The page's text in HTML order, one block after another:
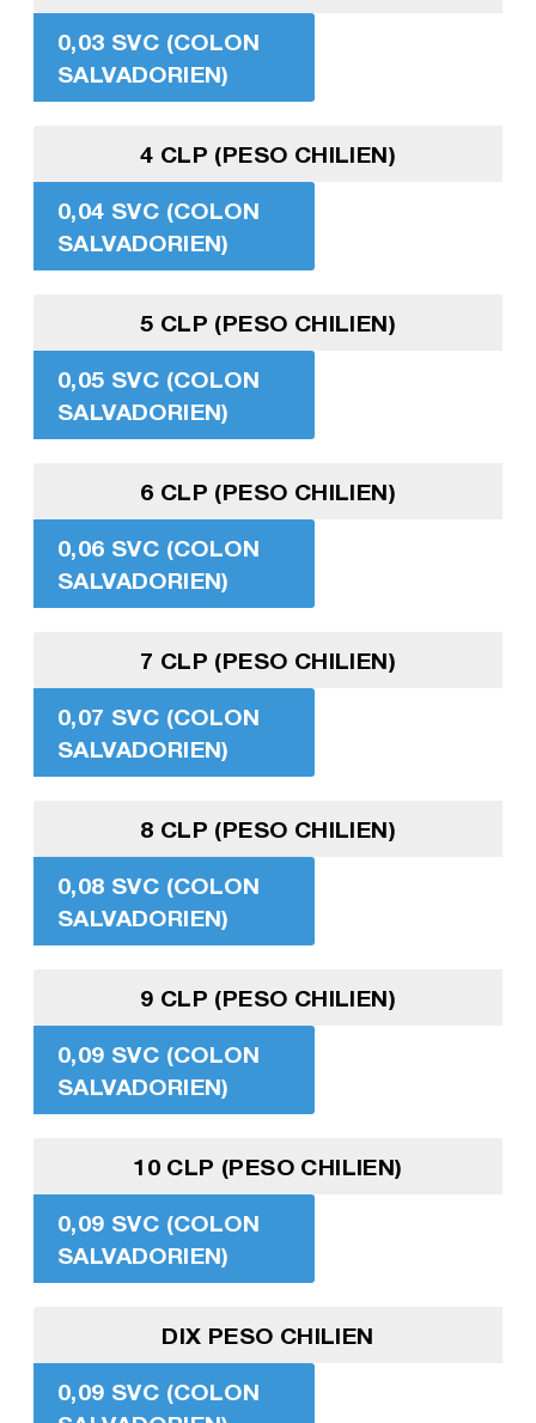
0,03 SVC (COLON
SALVADORIEN)
4 CLP (PESO CHILIEN)
0,04 SVC (COLON
SALVADORIEN)
5 CLP (PESO CHILIEN)
0,05 SVC (COLON
SALVADORIEN)
6 CLP (PESO CHILIEN)
0,06 SVC (COLON
SALVADORIEN)
7 CLP (PESO CHILIEN)
0,07 SVC (COLON
SALVADORIEN)
8 CLP (PESO CHILIEN)
0,08 SVC (COLON
SALVADORIEN)
9 CLP (PESO CHILIEN)
0,09 SVC (COLON
SALVADORIEN)
10 CLP (PESO CHILIEN)
0,09 SVC (COLON
SALVADORIEN)
DIX PESO CHILIEN
0,09 SVC (COLON